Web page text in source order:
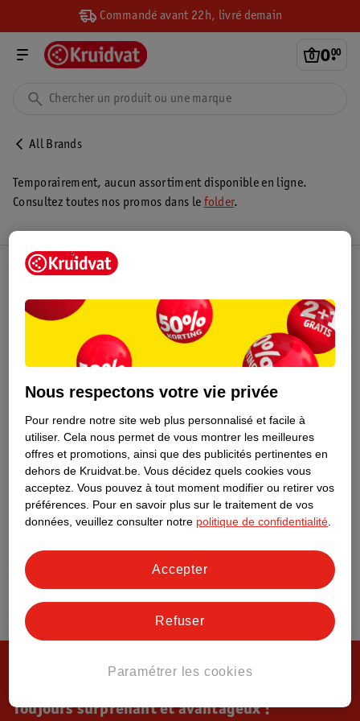
Commandé avant 22h, livré demain
0.
00
All Brands
Temporairement, aucun assortiment disponible en ligne.
Consultez toutes nos promos dans le folder.
Toujours surprenant et avantageux !
Nous respectons votre vie privée
Pour rendre notre site web plus personnalisé et facile à
utiliser. Cela nous permet de vous montrer les meilleures
offres et promotions, ainsi que des publicités pertinentes en
dehors de Kruidvat.be. Vous décidez quels cookies vous
acceptez. Vous pouvez à tout moment modifier ou retirer vos
préférences. Pour en savoir plus sur le traitement de vos
données, veuillez consulter notre politique de confidentialité
Paramétrer les cookies
Refuser
Accepter